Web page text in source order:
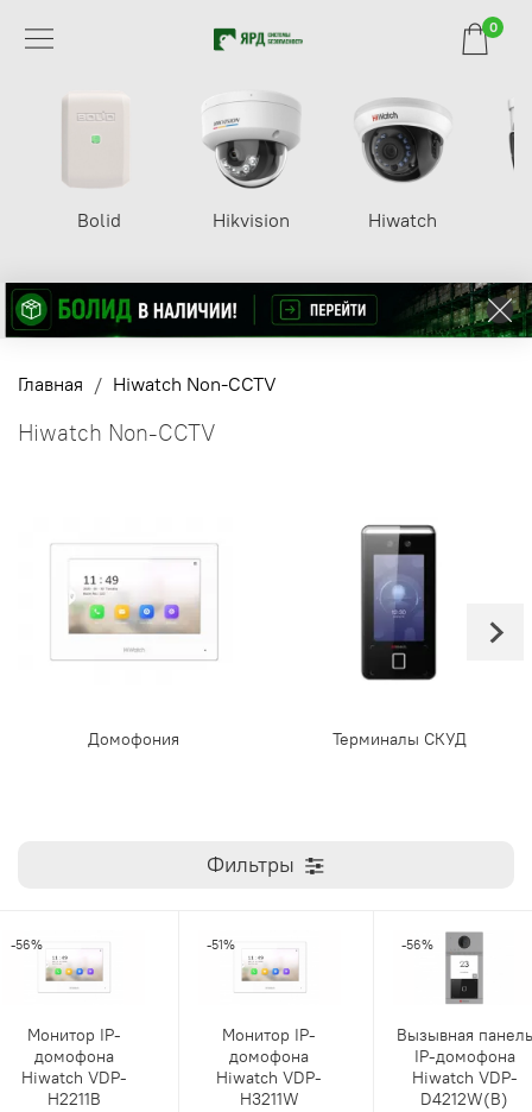
0
Bolid Hikvision Hiwatch
Главная Hiwatch Non-CCTV
Hiwatch Non-CCTV
Домофония Терминалы СКУД
Фильтры
-56%
Монитор IP-
домофона
Hiwatch VDP-
H2211B
-51%
Монитор IP-
домофона
Hiwatch VDP-
H3211W
-56%
Вызывная панель
IP-домофона
Hiwatch VDP-
D4212W(B)